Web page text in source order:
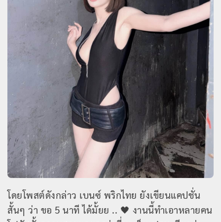
โดยโพสต์ดังกล่าว เบนซ์ พริกไทย ยังเขียนแคปชั่น
สั้นๆ ว่า ขอ 5 นาที ได้มั้ยย .. 🖤 งานนี้ทำเอาหลายคน